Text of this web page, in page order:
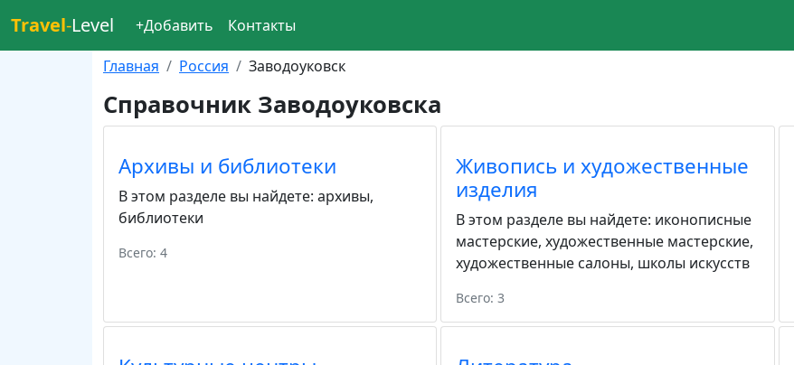
Travel-Level +Добавить Контакты
Главная Россия Заводоуковск
Справочник Заводоуковска
Архивы и библиотеки
В этом разделе вы найдете: архивы,
библиотеки
Всего: 4
Живопись и художественные
изделия
В этом разделе вы найдете: иконописные
мастерские,художественные мастерские,
художественные салоны, школы искусств
Всего: 3